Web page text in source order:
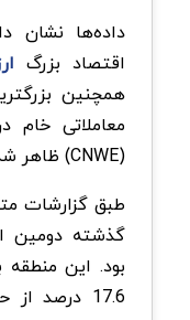
داده‌ها نشان
اقتصاد بزرگ
همچنین
معاملاتی خام
(CNWE) ظاهر شده است.
گذشته دومین
17.6 درصد